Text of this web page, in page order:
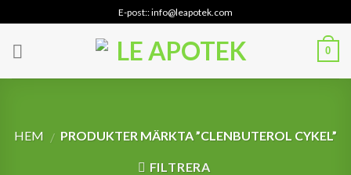
to
content
E-post:: info@leapotek.com
0
HEM / PRODUKTER MÄRKTA ”CLENBUTEROL CYKEL”
FILTRERA